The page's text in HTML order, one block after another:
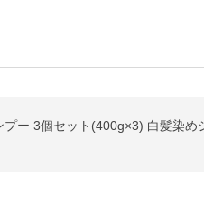
プー 3個セット(400g×3) 白髪染